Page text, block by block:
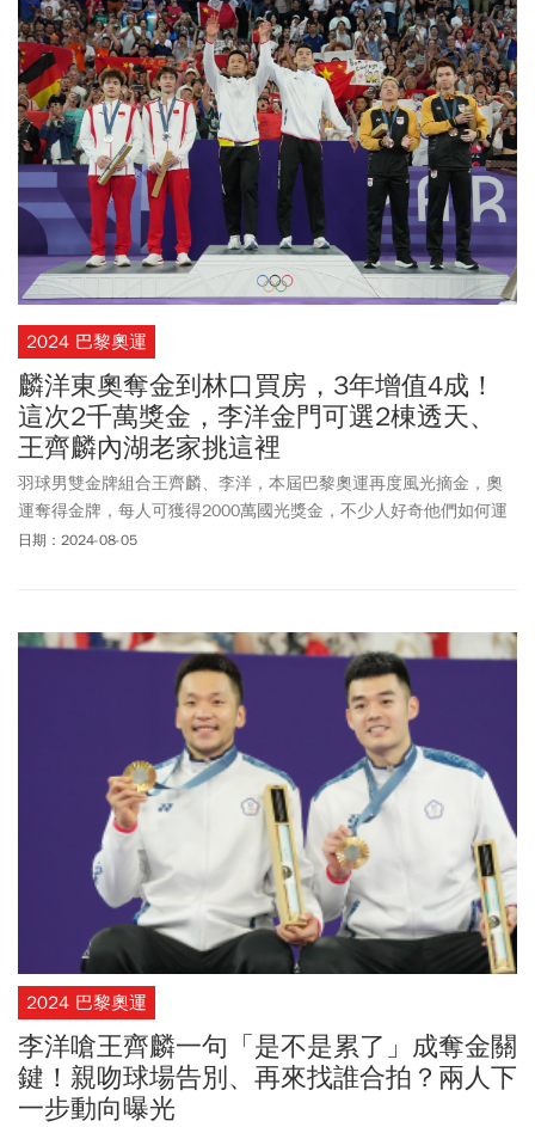
動」。
2024 巴黎奧運
麟洋東奧奪金到林口買房，3年增值4成！
這次2千萬獎金，李洋金門可選2棟透天、
王齊麟內湖老家挑這裡
羽球男雙金牌組合王齊麟、李洋，本屆巴黎奧運再度風光摘金，奧
運奪得金牌，每人可獲得2000萬國光獎金，不少人好奇他們如何運
用獎金。兩人在2021東京奧運奪金後，於2022年初代言兼購屋，各
單價為45.8萬，今年高樓層戶別的成交單價，已見6字頭，保守估計
麟洋配房產已大幅增值約4成。
日期：2024-08-05
2024 巴黎奧運
李洋嗆王齊麟一句「是不是累了」成奪金關
鍵！親吻球場告別、再來找誰合拍？兩人下
一步動向曝光